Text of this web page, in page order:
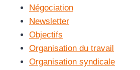
Négociation
Newsletter
Objectifs
Organisation du travail
Organisation syndicale